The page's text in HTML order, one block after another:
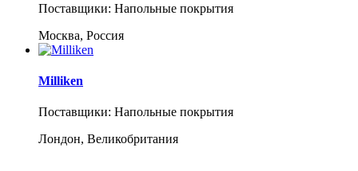
Поставщики: Напольные покрытия
Москва, Россия
Milliken
Поставщики: Напольные покрытия
Лондон, Великобритания